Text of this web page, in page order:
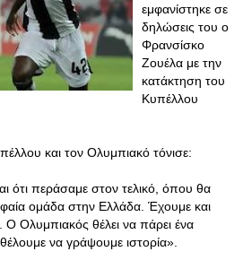
εμφανίστηκε σε
δηλώσεις του ο
Φρανσίσκο
Ζουέλα με την
κατάκτηση του
Κυπέλλου
και τον Ολυμπιακό τόνισε:
ότι περάσαμε στον τελικό, όπου θα
ομάδα στην Ελλάδα. Έχουμε και
Ο Ολυμπιακός θέλει να πάρει ένα
να γράψουμε ιστορία».